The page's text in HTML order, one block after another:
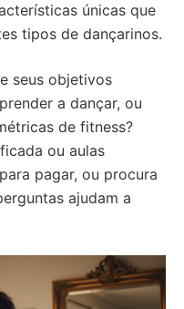
únicas que
tipos de dançarinos.
seus objetivos
a dançar, ou
de fitness?
ou aulas
pagar, ou procura
ajudam a